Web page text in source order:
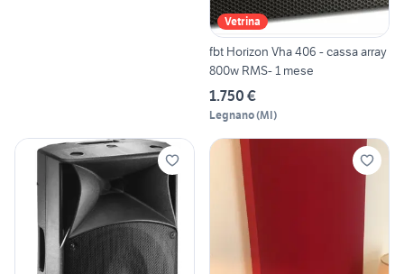
Vetrina
fbt Horizon Vha 406 - cassa array
800w RMS- 1 mese
1.750 €
Legnano(MI)